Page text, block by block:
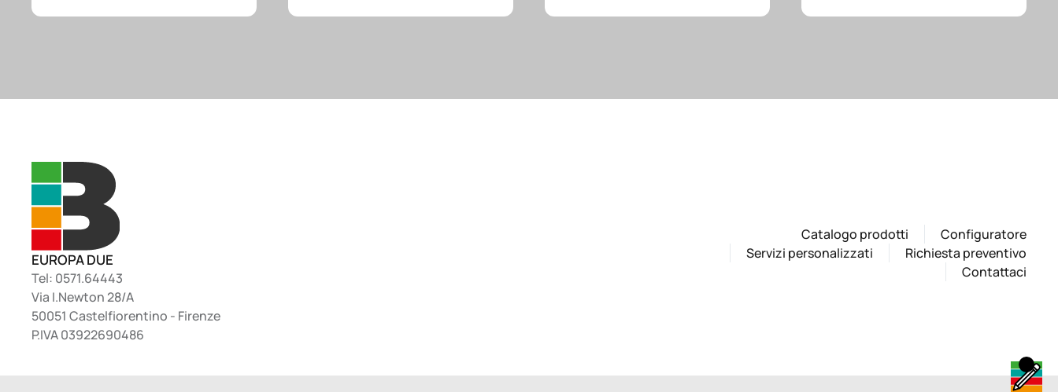
EUROPA DUE
Tel: 0571.64443
Via I.Newton 28/A
50051 Castelfiorentino - Firenze
P.IVA 03922690486
Catalogo prodotti
Configuratore
Servizi personalizzati
Richiesta preventivo
Contattaci